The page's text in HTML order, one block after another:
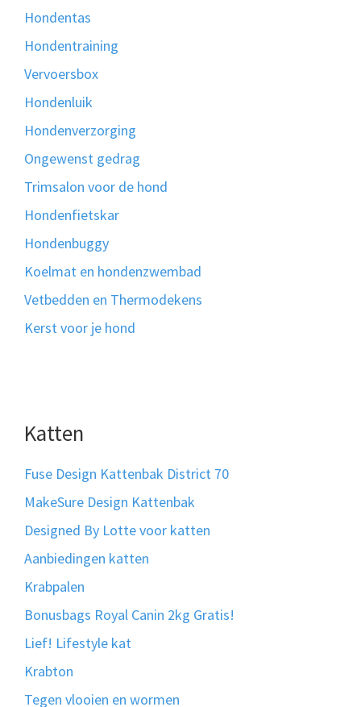
Hondentas
Hondentraining
Vervoersbox
Hondenluik
Hondenverzorging
Ongewenst gedrag
Trimsalon voor de hond
Hondenfietskar
Hondenbuggy
Koelmat en hondenzwembad
Vetbedden en Thermodekens
Kerst voor je hond
Katten
Fuse Design Kattenbak District 70
MakeSure Design Kattenbak
Designed By Lotte voor katten
Aanbiedingen katten
Krabpalen
Bonusbags Royal Canin 2kg Gratis!
Lief! Lifestyle kat
Krabton
Tegen vlooien en wormen